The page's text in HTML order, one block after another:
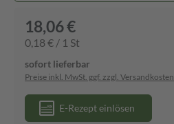
18,06 €
0,18 € / 1 St
sofort lieferbar
Preise inkl. MwSt. ggf. zzgl. Versandkosten
E-Rezept einlösen